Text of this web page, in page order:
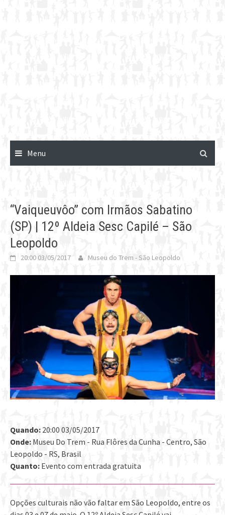
Menu
“Vaiqueuvôo” com Irmãos Sabatino
(SP) | 12º Aldeia Sesc Capilé – São
Leopoldo
20:00 03/05/2017 Museu do Trem - São Leopoldo
Quando: 20:00 03/05/2017
Onde: Museu Do Trem - Rua Flôres da Cunha - Centro, São
Leopoldo - RS, Brasil
Quanto: Evento com entrada gratuita
Opções culturais não vão faltar em São Leopoldo, entre os